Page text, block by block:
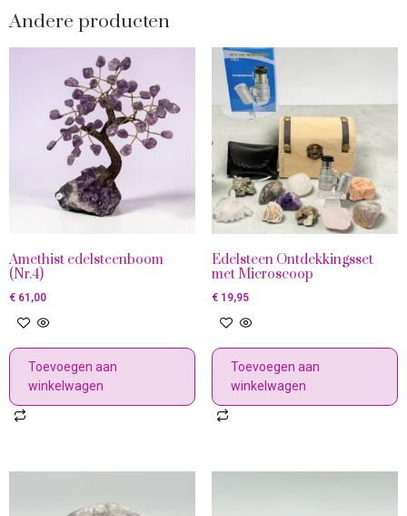
Andere producten
Amethist edelsteenboom
(Nr.4)
€ 61,00
Toevoegen aan
winkelwagen
Edelsteen Ontdekkingsset
met Microscoop
€19,95
Toevoegen aan
winkelwagen